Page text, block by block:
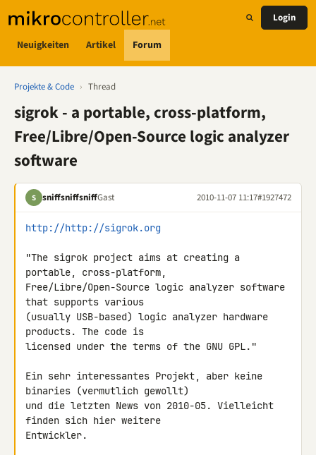
Neuigkeiten Artikel Forum
Login
Projekte & Code › Thread
sigrok - a portable, cross-platform,
Free/Libre/Open-Source logic analyzer
software
S sniffsniffsniffGast 2010-11-07 11:17#1927472
http://http://sigrok.org
"The sigrok project aims at creating a
portable, cross-platform,
Free/Libre/Open-Source logic analyzer software
that supports various
(usually USB-based) logic analyzer hardware
products. The code is
licensed under the terms of the GNU GPL."
Ein sehr interessantes Projekt, aber keine
binaries (vermutlich gewollt)
und die letzten News von 2010-05. Vielleicht
finden sich hier weitere
Entwickler.